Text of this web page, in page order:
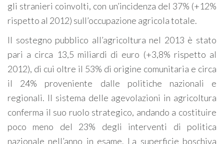
gli stranieri coinvolti, con un’incidenza del 37% (+12%
rispetto al 2012) sull’occupazione agricola totale.
Il sostegno pubblico all’agricoltura nel 2013 è stato
pari a circa 13,5 miliardi di euro (+3,8% rispetto al
2012), di cui oltre il 53% di origine comunitaria e circa
il 24% proveniente dalle politiche nazionali e
regionali. Il sistema delle agevolazioni in agricoltura
conferma il suo ruolo strategico, andando a costituire
poco meno del 23% degli interventi di politica
nazionale nell’anno in esame. La superficie boschiva